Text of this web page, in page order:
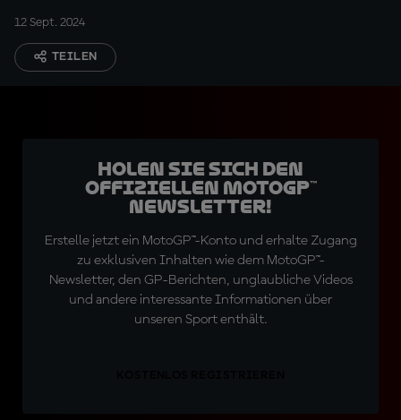
12 Sept. 2024
TEILEN
Holen Sie sich den
offiziellen MotoGP™
Newsletter!
Erstelle jetzt ein MotoGP™-Konto und erhalte Zugang
zu exklusiven Inhalten wie dem MotoGP™-
Newsletter, den GP-Berichten, unglaubliche Videos
und andere interessante Informationen über
unseren Sport enthält.